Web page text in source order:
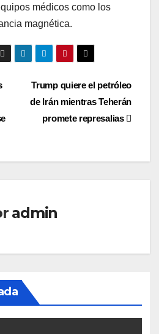
médicos como los
magnética.
Trump quiere el petróleo
de Irán mientras Teherán
promete represalias
admin